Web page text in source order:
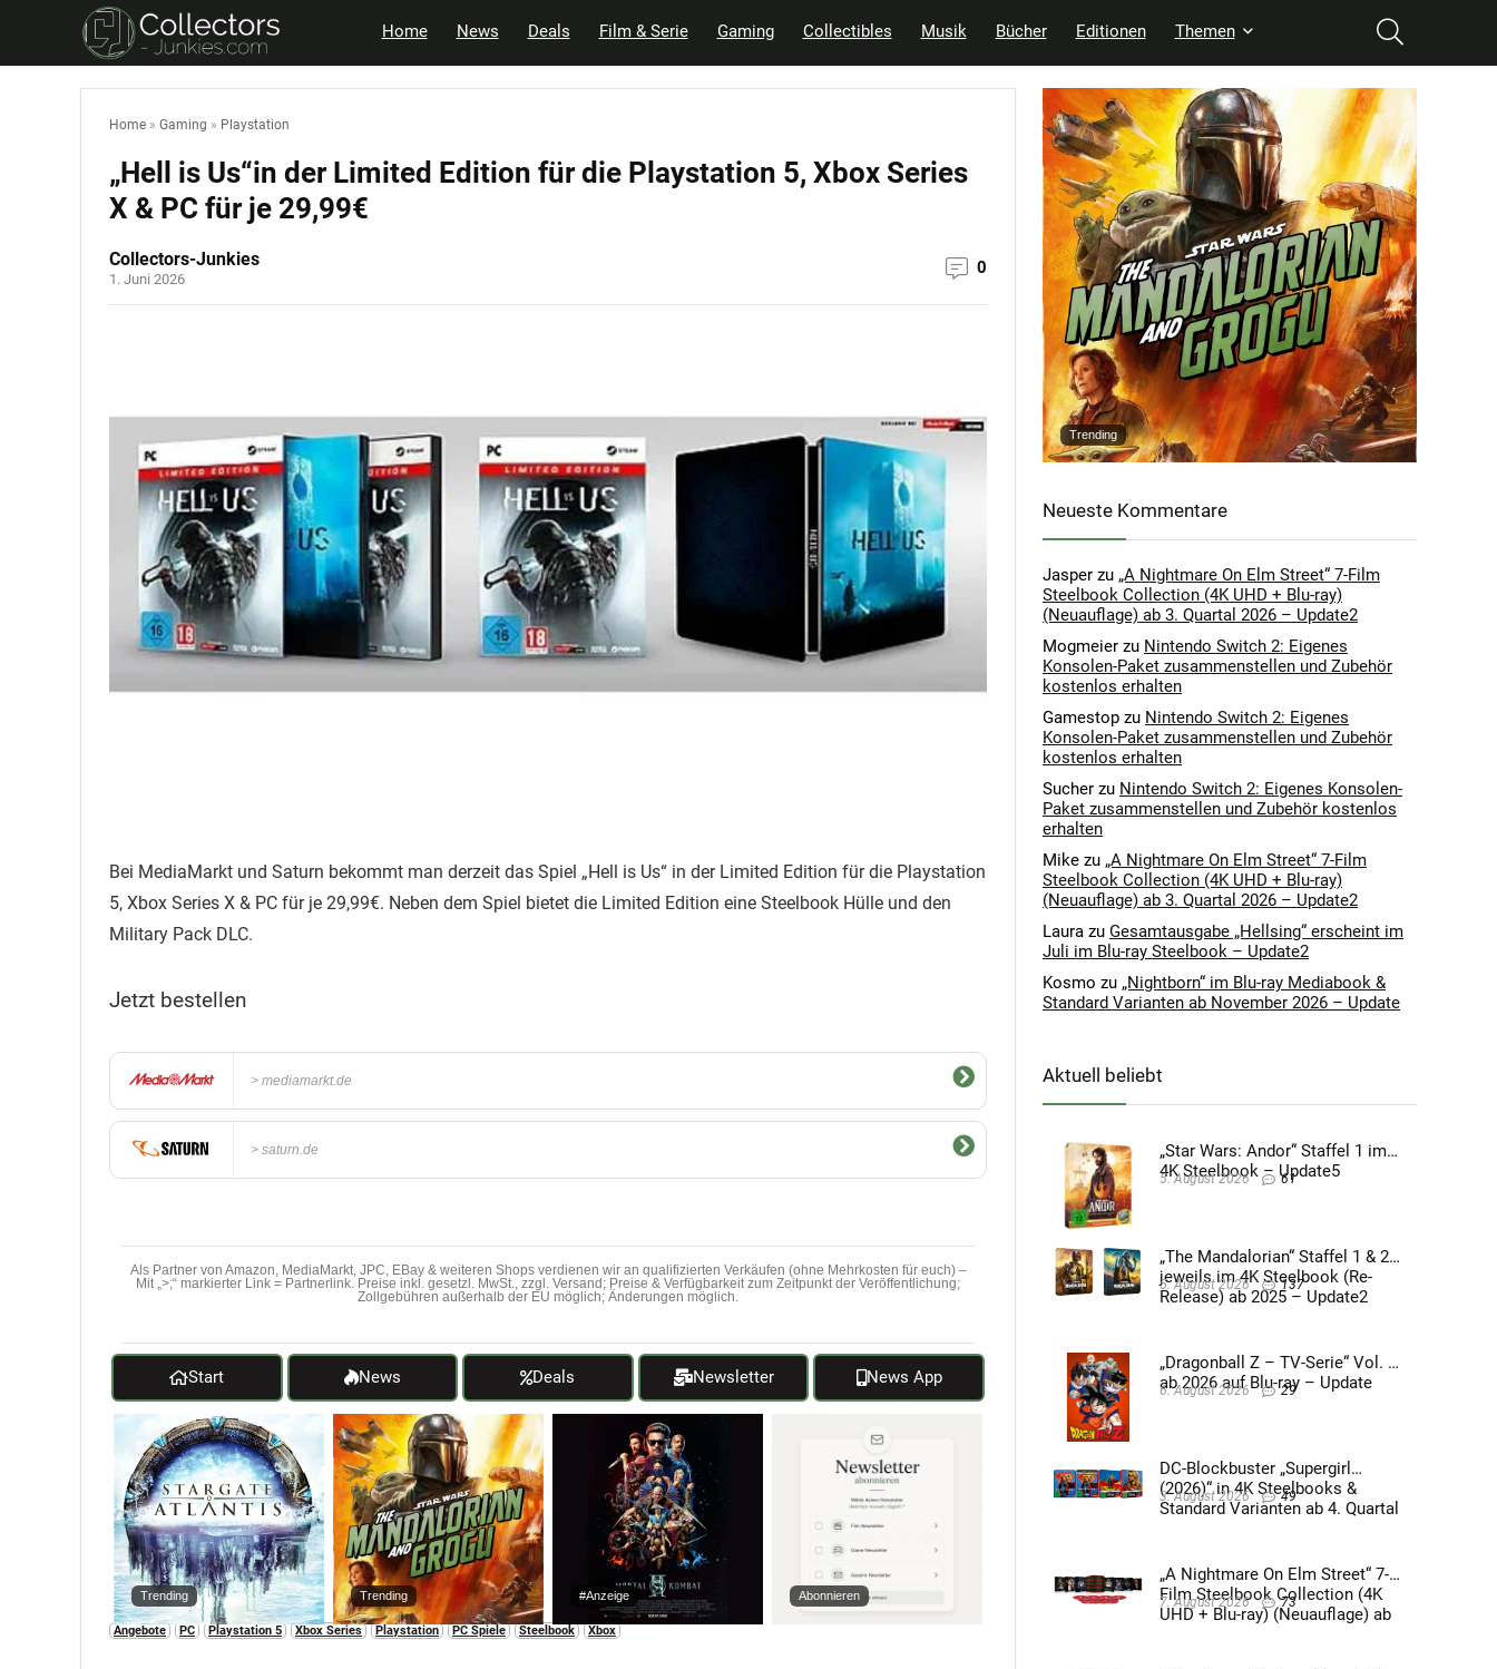
Home News Deals Film & Serie Gaming Collectibles Musik Bücher Editionen Themen
Home » Gaming » Playstation
„Hell is Us“in der Limited Edition für die Playstation 5, Xbox Series
X & PC für je 29,99€
Collectors-Junkies
1. Juni 2026
0
Bei MediaMarkt und Saturn bekommt man derzeit das Spiel „Hell is Us“ in der Limited Edition für die Playstation
5, Xbox Series X & PC für je 29,99€. Neben dem Spiel bietet die Limited Edition eine Steelbook Hülle und den
Military Pack DLC.
Jetzt bestellen
mediamarkt.de
saturn.de
Als Partner von Amazon, MediaMarkt, JPC, EBay & weiteren Shops verdienen wir an qualifizierten Verkäufen (ohne Mehrkosten für euch) –
Mit „>;“ markierter Link = Partnerlink. Preise inkl. gesetzl. MwSt., zzgl. Versand; Preise & Verfügbarkeit zum Zeitpunkt der Veröffentlichung;
Zollgebühren außerhalb der EU möglich; Änderungen möglich.
Start News Deals Newsletter News App
Trending Trending #Anzeige Abonnieren
Angebote PC Playstation 5 Xbox Series Playstation PC Spiele Steelbook Xbox
Trending
Neueste Kommentare
Jasper zu „A Nightmare On Elm Street“ 7-Film
Steelbook Collection (4K UHD + Blu-ray)
(Neuauflage) ab 3. Quartal 2026 – Update2
Mogmeier zu Nintendo Switch 2: Eigenes
Konsolen-Paket zusammenstellen und Zubehör
kostenlos erhalten
Gamestop zu Nintendo Switch 2: Eigenes
Konsolen-Paket zusammenstellen und Zubehör
kostenlos erhalten
Sucher zu Nintendo Switch 2: Eigenes Konsolen-
Paket zusammenstellen und Zubehör kostenlos
erhalten
Mike zu „A Nightmare On Elm Street“ 7-Film
Steelbook Collection (4K UHD + Blu-ray)
(Neuauflage) ab 3. Quartal 2026 – Update2
Laura zu Gesamtausgabe „Hellsing“ erscheint im
Juli im Blu-ray Steelbook – Update2
Kosmo zu „Nightborn“ im Blu-ray Mediabook &
Standard Varianten ab November 2026 – Update
Aktuell beliebt
„Star Wars: Andor“ Staffel 1 im
4K Steelbook – Update5
5. August 2026 61
„The Mandalorian“ Staffel 1 & 2
jeweils im 4K Steelbook (Re-
Release) ab 2025 – Update2
5. August 2026 137
„Dragonball Z – TV-Serie“ Vol. 4
ab 2026 auf Blu-ray – Update
6. August 2026 29
DC-Blockbuster „Supergirl
(2026)“ in 4K Steelbooks &
Standard Varianten ab 4. Quartal
3. August 2026 49
„A Nightmare On Elm Street“ 7-
Film Steelbook Collection (4K
UHD + Blu-ray) (Neuauflage) ab
7. August 2026 73